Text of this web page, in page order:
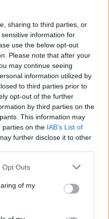
sharing to third parties, or
information for
use the below opt-out
Please note that after your
may continue seeing
information utilized by
to third parties prior to
opt-out of the further
by third parties on the
This information may
parties on the IAB’s List of
further disclose it to other
Opt Outs
of my
πολλούς
ακριβά αυτοκίνητα,
και γενικότερα ο
είναι πραγματικά
τόσο σίγουρος για τον
σου, που δεν